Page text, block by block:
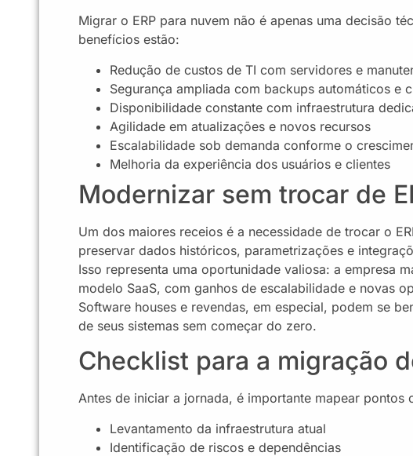
Migrar o ERP para nuvem não é apenas uma decisão
benefícios estão:
Redução de custos de TI com servidores e
Segurança ampliada com backups automáticos e
Disponibilidade constante com infraestrutura
Agilidade em atualizações e novos recursos
Escalabilidade sob demanda conforme o
Melhoria da experiência dos usuários e clientes
Modernizar sem trocar de
Um dos maiores receios é a necessidade de trocar o
preservar dados históricos, parametrizações e
Isso representa uma oportunidade valiosa: a empresa
modelo SaaS, com ganhos de escalabilidade e novas
Software houses e revendas, em especial, podem se
de seus sistemas sem começar do zero.
Checklist para a migração
Antes de iniciar a jornada, é importante mapear
Levantamento da infraestrutura atual
Identificação de riscos e dependências